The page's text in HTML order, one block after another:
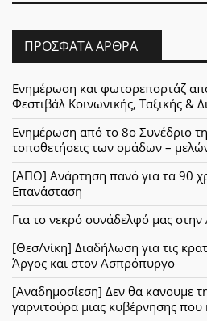
ΠΡΌΣΦΑΤΑ ΆΡΘΡΑ
Ενημέρωση και φωτορεπορτάζ
Φεστιβάλ Κοινωνικής, Ταξικής &
Ενημέρωση από το 8ο Συνέδριο
τοποθετήσεις των ομάδων –
[ΑΠΟ] Ανάρτηση πανό για τα 90
Επανάσταση
Για το νεκρό συνάδελφό μας
[Θεσ/νίκη] Διαδήλωση για τις
Άργος και στον Ασπρόπυργο
[Αναδημοσίεση] Δεν θα κανουμε
γαρνιτούρα μιας κυβέρνησης που